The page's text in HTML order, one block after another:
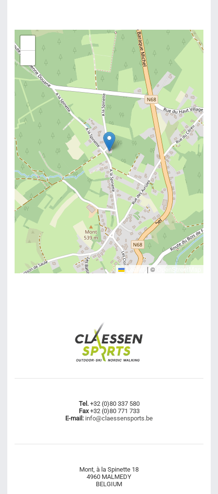
Leaflet | © OpenStreetMap
Tel. +32 (0)80 337 580
Fax+32 (0)80 771 733
E-mail: info@claessensports.be
Mont, à la Spinette 18
4960 MALMEDY
BELGIUM